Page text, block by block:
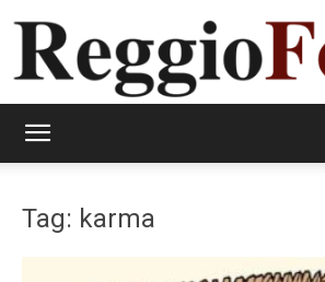
Tag: karma